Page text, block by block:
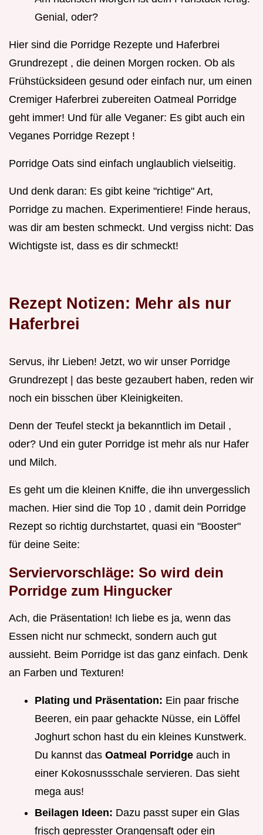
Genial, oder?
Hier sind die Porridge Rezepte und Haferbrei
Grundrezept , die deinen Morgen rocken. Ob als
Frühstücksideen gesund oder einfach nur, um einen
Cremiger Haferbrei zubereiten Oatmeal Porridge
geht immer! Und für alle Veganer: Es gibt auch ein
Veganes Porridge Rezept !
Porridge Oats sind einfach unglaublich vielseitig.
Und denk daran: Es gibt keine "richtige" Art,
Porridge zu machen. Experimentiere! Finde heraus,
was dir am besten schmeckt. Und vergiss nicht: Das
Wichtigste ist, dass es dir schmeckt!
Rezept Notizen: Mehr als nur
Haferbrei
Servus, ihr Lieben! Jetzt, wo wir unser Porridge
Grundrezept | das beste gezaubert haben, reden wir
noch ein bisschen über Kleinigkeiten.
Denn der Teufel steckt ja bekanntlich im Detail ,
oder? Und ein guter Porridge ist mehr als nur Hafer
und Milch.
Es geht um die kleinen Kniffe, die ihn unvergesslich
machen. Hier sind die Top 10 , damit dein Porridge
Rezept so richtig durchstartet, quasi ein "Booster"
für deine Seite:
Serviervorschläge: So wird dein
Porridge zum Hingucker
Ach, die Präsentation! Ich liebe es ja, wenn das
Essen nicht nur schmeckt, sondern auch gut
aussieht. Beim Porridge ist das ganz einfach. Denk
an Farben und Texturen!
Plating und Präsentation: Ein paar frische
Beeren, ein paar gehackte Nüsse, ein Löffel
Joghurt schon hast du ein kleines Kunstwerk.
Du kannst das Oatmeal Porridge auch in
einer Kokosnussschale servieren. Das sieht
mega aus!
Beilagen Ideen: Dazu passt super ein Glas
frisch gepresster Orangensaft oder ein